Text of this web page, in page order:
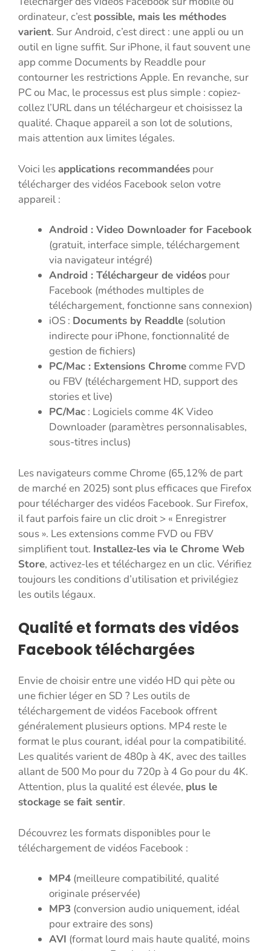
ordinateur, c’est possible, mais les méthodes
varient. Sur Android, c’est direct : une appli ou un
outil en ligne suffit. Sur iPhone, il faut souvent une
app comme Documents by Readdle pour
contourner les restrictions Apple. En revanche, sur
PC ou Mac, le processus est plus simple : copiez-
collez l’URL dans un téléchargeur et choisissez la
qualité. Chaque appareil a son lot de solutions,
mais attention aux limites légales.
Voici lesapplications recommandées pour
télécharger des vidéos Facebook selon votre
appareil :
Android : Video Downloader for Facebook
(gratuit, interface simple, téléchargement
via navigateur intégré)
Android : Téléchargeur de vidéos pour
Facebook (méthodes multiples de
téléchargement, fonctionne sans connexion)
iOS : Documents by Readdle (solution
indirecte pour iPhone, fonctionnalité de
gestion de fichiers)
PC/Mac : Extensions Chromecomme FVD
ou FBV (téléchargement HD, support des
stories et live)
PC/Mac : Logiciels comme 4K Video
Downloader (paramètres personnalisables,
sous-titres inclus)
Les navigateurs comme Chrome (65,12% de part
de marché en 2025) sont plus efficaces que Firefox
pour télécharger des vidéos Facebook. Sur Firefox,
il faut parfois faire un clic droit > « Enregistrer
sous ». Les extensions comme FVD ou FBV
simplifient tout. Installez-les via le Chrome Web
Store, activez-les et téléchargez en un clic. Vérifiez
toujours les conditions d’utilisation et privilégiez
les outils légaux.
Qualité et formats des vidéos
Facebook téléchargées
Envie de choisir entre une vidéo HD qui pète ou
une fichier léger en SD ? Les outils de
téléchargement de vidéos Facebook offrent
généralement plusieurs options. MP4 reste le
format le plus courant, idéal pour la compatibilité.
Les qualités varient de 480p à 4K, avec des tailles
allant de 500 Mo pour du 720p à 4 Go pour du 4K.
Attention, plus la qualité est élevée, plus le
stockage se fait sentir.
Découvrez les formats disponibles pour le
téléchargement de vidéos Facebook :
MP4 (meilleure compatibilité, qualité
originale préservée)
MP3 (conversion audio uniquement, idéal
pour extraire des sons)
AVI (format lourd mais haute qualité, moins